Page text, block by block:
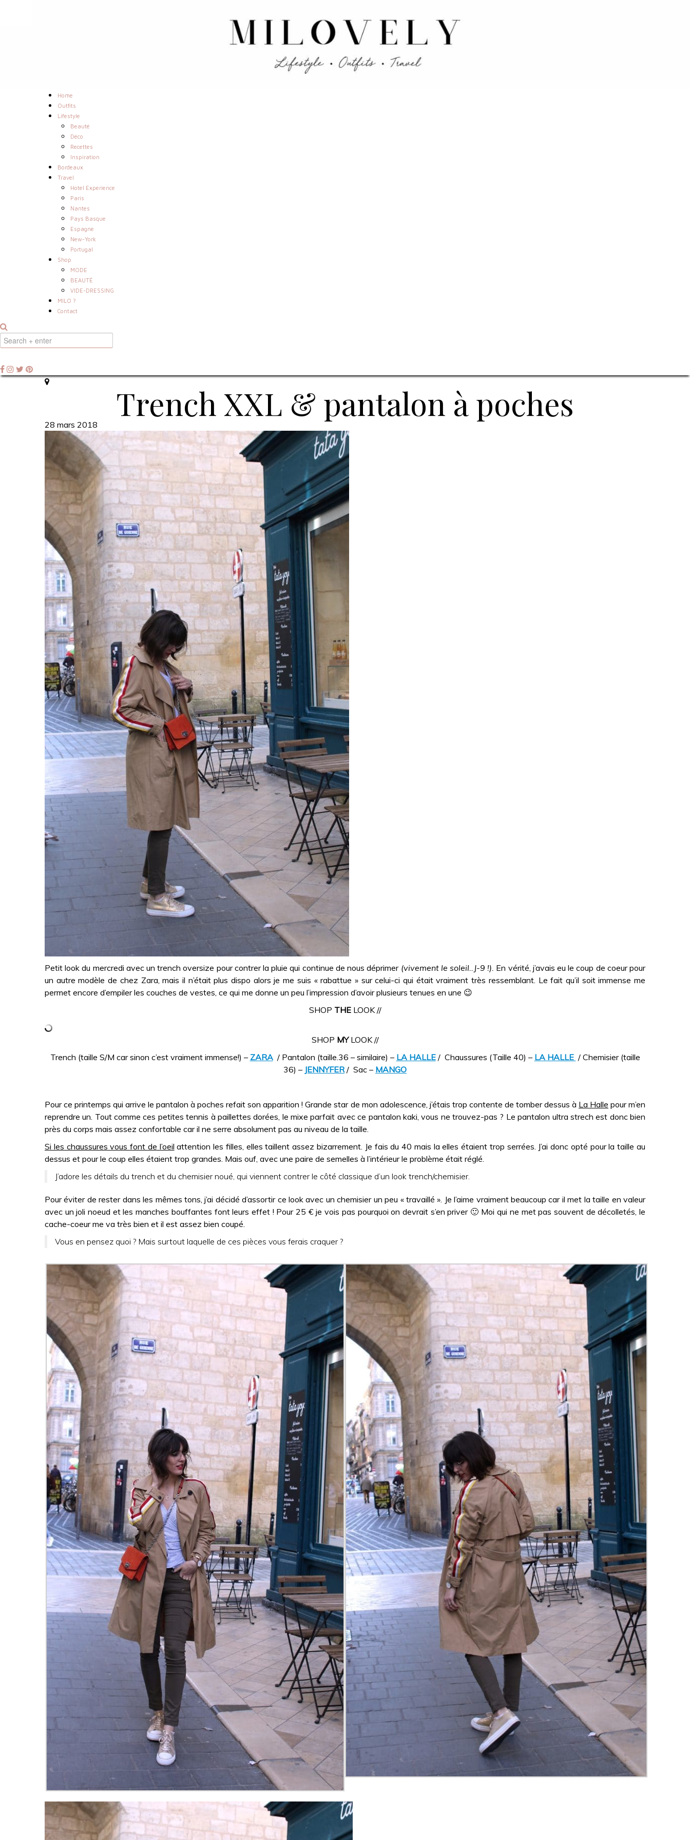
Home
Outfits
Lifestyle
Beauté
Déco
Recettes
Inspiration
Bordeaux
Travel
Hotel Experience
Paris
Nantes
Pays Basque
Espagne
New-York
Portugal
Shop
MODE
BEAUTÉ
VIDE-DRESSING
MILO ?
Contact
Trench XXL & pantalon à poches
28 mars 2018
Petit look du mercredi avec un trench oversize pour contrer la pluie qui continue de nous déprimer (vivement le soleil..J-9 !). En vérité, j’avais eu le coup de coeur pour
un autre modèle de chez Zara, mais il n’était plus dispo alors je me suis « rabattue » sur celui-ci qui était vraiment très ressemblant. Le fait qu’il soit immense me
permet encore d’empiler les couches de vestes, ce qui me donne un peu l’impression d’avoir plusieurs tenues en une 😉
SHOP THELOOK //
SHOP MYLOOK //
Trench (taille S/M car sinon c’est vraiment immense!) – ZARA/ Pantalon (taille.36 – similaire) – LA HALLE/ Chaussures (Taille 40) – LA HALLE / Chemisier (taille
36) – JENNYFER / Sac – MANGO
Pour ce printemps qui arrive le pantalon à poches refait son apparition ! Grande star de mon adolescence, j’étais trop contente de tomber dessus à La Halle pour m’en
reprendre un. Tout comme ces petites tennis à paillettes dorées, le mixe parfait avec ce pantalon kaki, vous ne trouvez-pas ? Le pantalon ultra strech est donc bien
près du corps mais assez confortable car il ne serre absolument pas au niveau de la taille.
Si les chaussures vous font de l’oeil attention les filles, elles taillent assez bizarrement. Je fais du 40 mais la elles étaient trop serrées. J’ai donc opté pour la taille au
dessus et pour le coup elles étaient trop grandes. Mais ouf, avec une paire de semelles à l’intérieur le problème était réglé.
J’adore les détails du trench et du chemisier noué, qui viennent contrer le côté classique d’un look trench/chemisier.
Pour éviter de rester dans les mêmes tons, j’ai décidé d’assortir ce look avec un chemisier un peu « travaillé ». Je l’aime vraiment beaucoup car il met la taille en valeur
avec un joli noeud et les manches bouffantes font leurs effet ! Pour 25 € je vois pas pourquoi on devrait s’en priver 🙂 Moi qui ne met pas souvent de décolletés, le
cache-coeur me va très bien et il est assez bien coupé.
Vous en pensez quoi ? Mais surtout laquelle de ces pièces vous ferais craquer ?